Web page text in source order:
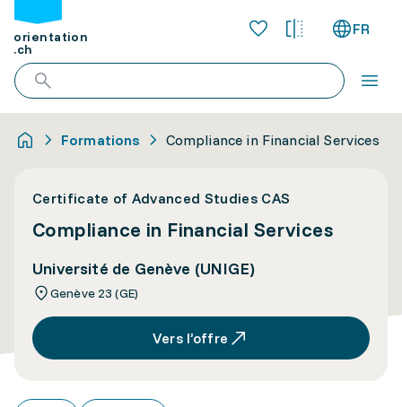
orientation
.ch
FR
Formations Compliance in Financial Services
Certificate of Advanced Studies CAS
Compliance in Financial Services
Université de Genève (UNIGE)
Genève 23 (GE)
Vers l’offre